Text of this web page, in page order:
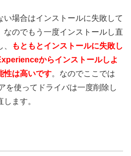
い場合はインストールに失敗して
なのでもう一度インストールし直
もともとインストールに失敗し
からインストールしよ
性は高いです。なのでここでは
を使ってドライバは一度削除し
ます。